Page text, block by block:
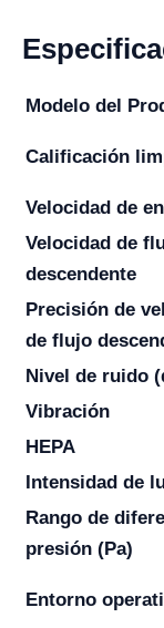
Modelo del
Calificación
Velocidad de
Velocidad de
descendente
Precisión de
de flujo
Nivel de ruido
Vibración
HEPA
Intensidad de
Rango de
presión (Pa)
Entorno